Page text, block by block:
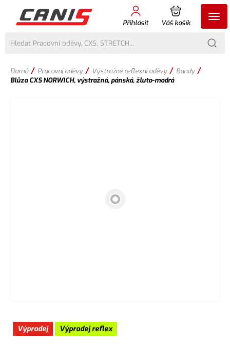
Přihlásit Váš košík
Domů / Pracovní oděvy / Výstražné reflexní oděvy / Bundy /
Blůza CXS NORWICH, výstražná, pánská, žluto-modrá
Výprodej Výprodej reflex